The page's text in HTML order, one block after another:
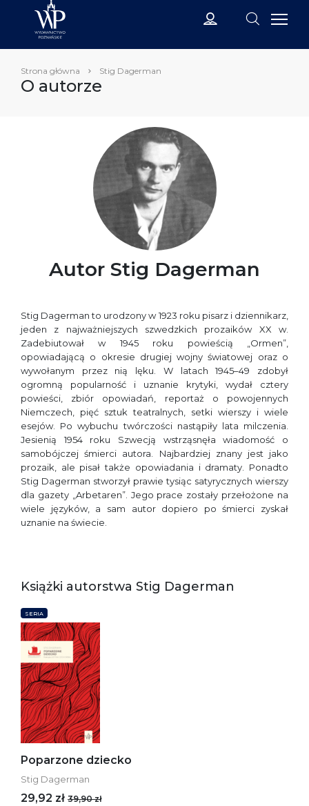
Strona główna Stig Dagerman
O autorze
Autor Stig Dagerman
Stig Dagerman to urodzony w 1923 roku pisarz i dziennikarz,
jeden z najważniejszych szwedzkich prozaików XX w.
Zadebiutował w 1945 roku powieścią „Ormen”,
opowiadającą o okresie drugiej wojny światowej oraz o
wywołanym przez nią lęku. W latach 1945–49 zdobył
ogromną popularność i uznanie krytyki, wydał cztery
powieści, zbiór opowiadań, reportaż o powojennych
Niemczech, pięć sztuk teatralnych, setki wierszy i wiele
esejów. Po wybuchu twórczości nastąpiły lata milczenia.
Jesienią 1954 roku Szwecją wstrząsnęła wiadomość o
samobójczej śmierci autora. Najbardziej znany jest jako
prozaik, ale pisał także opowiadania i dramaty. Ponadto
Stig Dagerman stworzył prawie tysiąc satyrycznych wierszy
dla gazety „Arbetaren”. Jego prace zostały przełożone na
wiele języków, a sam autor dopiero po śmierci zyskał
uznanie na świecie.
Książki autorstwa Stig Dagerman
SERIA
Poparzone dziecko
Stig Dagerman
29,92 zł 39,90 zł